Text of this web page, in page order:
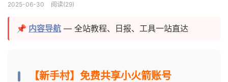
2025-06-30 阅读(29)
📌 内容导航 — 全站教程、日报、工具一站直达
【新手村】免费共享小火箭账号